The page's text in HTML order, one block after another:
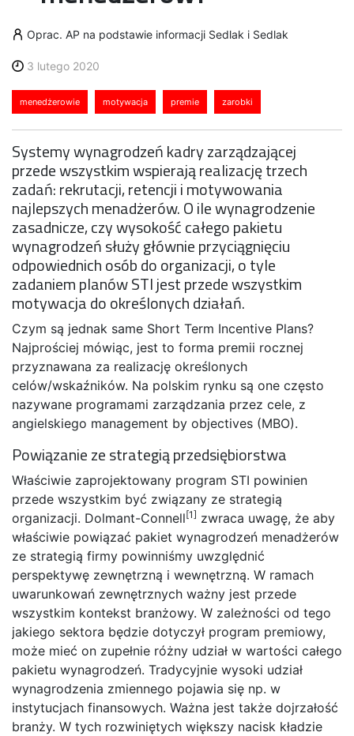
Oprac. AP na podstawie informacji Sedlak i Sedlak
3 lutego 2020
menedżerowie motywacja premie zarobki
Systemy wynagrodzeń kadry zarządzającej
przede wszystkim wspierają realizację trzech
zadań: rekrutacji, retencji i motywowania
najlepszych menadżerów. O ile wynagrodzenie
zasadnicze, czy wysokość całego pakietu
wynagrodzeń służy głównie przyciągnięciu
odpowiednich osób do organizacji, o tyle
zadaniem planów STI jest przede wszystkim
motywacja do określonych działań.
Czym są jednak same Short Term Incentive Plans?
Najprościej mówiąc, jest to forma premii rocznej
przyznawana za realizację określonych
celów/wskaźników. Na polskim rynku są one często
nazywane programami zarządzania przez cele, z
angielskiego management by objectives (MBO).
Powiązanie ze strategią przedsiębiorstwa
Właściwie zaprojektowany program STI powinien
przede wszystkim być związany ze strategią
organizacji. Dolmant-Connell[1] zwraca uwagę, że aby
właściwie powiązać pakiet wynagrodzeń menadżerów
ze strategią firmy powinniśmy uwzględnić
perspektywę zewnętrzną i wewnętrzną. W ramach
uwarunkowań zewnętrznych ważny jest przede
wszystkim kontekst branżowy. W zależności od tego
jakiego sektora będzie dotyczył program premiowy,
może mieć on zupełnie różny udział w wartości całego
pakietu wynagrodzeń. Tradycyjnie wysoki udział
wynagrodzenia zmiennego pojawia się np. w
instytucjach finansowych. Ważna jest także dojrzałość
branży. W tych rozwiniętych większy nacisk kładzie